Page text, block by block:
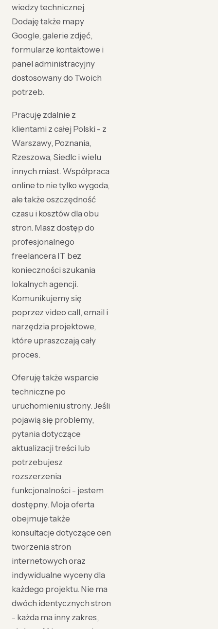
wiedzy technicznej.
Dodaję także mapy
Google, galerie zdjęć,
formularze kontaktowe i
panel administracyjny
dostosowany do Twoich
potrzeb.
Pracuję zdalnie z
klientami z całej Polski - z
Warszawy, Poznania,
Rzeszowa, Siedlc i wielu
innych miast. Współpraca
online to nie tylko wygoda,
ale także oszczędność
czasu i kosztów dla obu
stron. Masz dostęp do
profesjonalnego
freelancera IT bez
konieczności szukania
lokalnych agencji.
Komunikujemy się
poprzez video call, email i
narzędzia projektowe,
które upraszczają cały
proces.
Oferuję także wsparcie
techniczne po
uruchomieniu strony. Jeśli
pojawią się problemy,
pytania dotyczące
aktualizacji treści lub
potrzebujesz
rozszerzenia
funkcjonalności - jestem
dostępny. Moja oferta
obejmuje także
konsultacje dotyczące cen
tworzenia stron
internetowych oraz
indywidualne wyceny dla
każdego projektu. Nie ma
dwóch identycznych stron
- każda ma inny zakres,